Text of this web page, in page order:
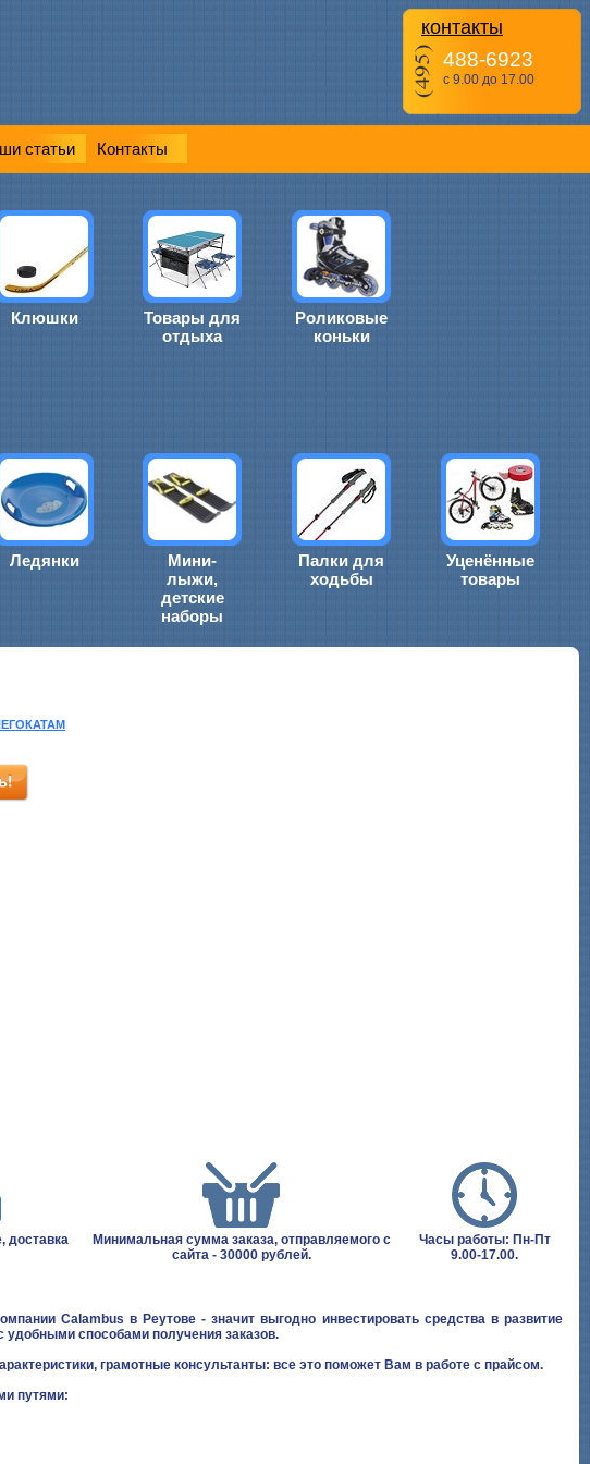
контакты
488-6923
с 9.00 до 17.00
статьи Контакты
Клюшки
Товары для
отдыха
Роликовые
коньки
Ледянки
Мини-
лыжи,
детские
наборы
Палки для
ходьбы
Уценённые
товары
доставка
Минимальная сумма заказа, отправляемого с
сайта - 30000 рублей.
Часы работы: Пн-Пт
9.00-17.00.
Calambus в Реутове - значит выгодно инвестировать средства в развитие
способами получения заказов.
грамотные консультанты: все это поможет Вам в работе с прайсом.
путями: